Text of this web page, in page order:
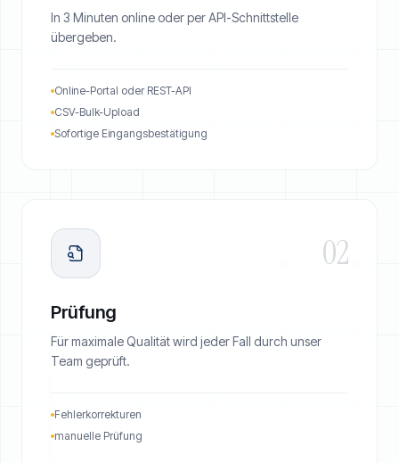
In 3 Minuten online oder per API-Schnittstelle
übergeben.
Online-Portal oder REST-API
CSV-Bulk-Upload
Sofortige Eingangsbestätigung
02
Prüfung
Für maximale Qualität wird jeder Fall durch unser
Team geprüft.
Fehlerkorrekturen
manuelle Prüfung